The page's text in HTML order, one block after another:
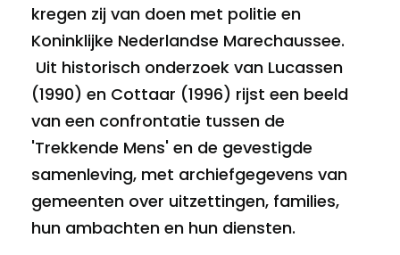
kregen zij van doen met politie en
Koninklijke Nederlandse Marechaussee.
Uit historisch onderzoek van Lucassen
(1990) en Cottaar (1996) rijst een beeld
van een confrontatie tussen de
'Trekkende Mens' en de gevestigde
samenleving, met archiefgegevens van
gemeenten over uitzettingen, families,
hun ambachten en hun diensten.